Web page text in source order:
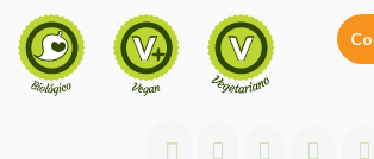
perdido, como também se colhe comida sã e
saudáveis, pois durante o processo de
nutricional e de anti-oxidantes aumenta. Os
estão disponíveis numa vasta gama e também